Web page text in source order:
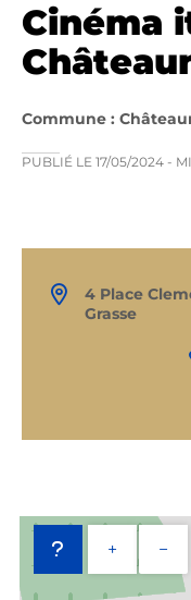
Cinéma
Commune :
PUBLIÉ LE 17/05/2024 -
4 Place
Grasse
+ −